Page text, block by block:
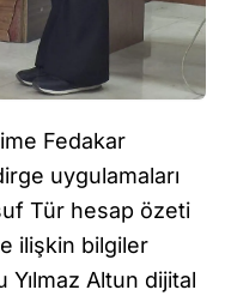
Fedakar
uygulamaları
Tür hesap özeti
ilişkin bilgiler
Yılmaz Altun dijital